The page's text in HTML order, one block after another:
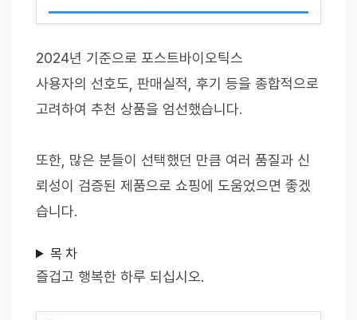
2024년 기준으로 포스트바이오틱스
사용자의 선호도, 판매실적, 후기 등을 종합적으로
고려하여 추천 상품을 엄선했습니다.
또한, 많은 분들이 선택했던 만큼 여러 품질과 신
뢰성이 검증된 제품으로 쇼핑에 도움었으면 좋겠
습니다.
목 차
즐겁고 행복한 하루 되십시오.